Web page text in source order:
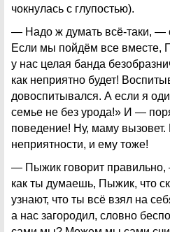
чокнулась с глупостью).
— Надо ж думать всё-таки, —
Если мы пойдём все вместе,
у нас целая банда
как неприятно будет!
довоспитывался. А если я
семье не без урода!» И —
поведение! Ну, маму
неприятности, и ему тоже!
— Пыжик говорит
как ты думаешь, Пыжик, что
узнают, что ты всё взял на
а нас загородил, словно